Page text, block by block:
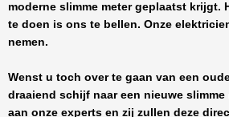
moderne slimme meter geplaatst krijgt.
te doen is ons te bellen. Onze
nemen.
Wenst u toch over te gaan van een
draaiend schijf naar een nieuwe
aan onze experts en zij zullen deze